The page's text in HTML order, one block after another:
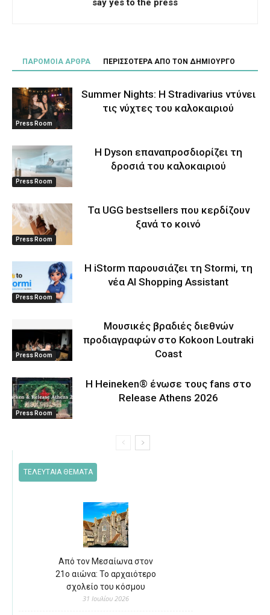
say yes to the press
ΠΑΡΟΜΟΙΑ ΑΡΘΡΑ ΠΕΡΙΣΣΟΤΕΡΑ ΑΠΟ ΤΟΝ ΔΗΜΙΟΥΡΓΟ
Press Room
Summer Nights: Η Stradivarius ντύνει
τις νύχτες του καλοκαιριού
Press Room
Η Dyson επαναπροσδιορίζει τη
δροσιά του καλοκαιριού
Press Room
Τα UGG bestsellers που κερδίζουν
ξανά το κοινό
Press Room
Η iStorm παρουσιάζει τη Stormi, τη
νέα AI Shopping Assistant
Press Room
Μουσικές βραδιές διεθνών
προδιαγραφών στο Kokoon Loutraki
Coast
Press Room
Η Heineken® ένωσε τους fans στο
Release Athens 2026
ΤΕΛΕΥΤΑΙΑ ΘΕΜΑΤΑ
Από τον Μεσαίωνα στον
21ο αιώνα: Το αρχαιότερο
σχολείο του κόσμου
31 Ιουλίου 2026